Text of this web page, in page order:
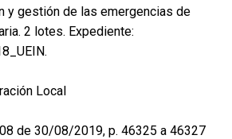
y gestión de las emergencias de
2 lotes. Expediente:
Local
de 30/08/2019, p. 46325 a 46327